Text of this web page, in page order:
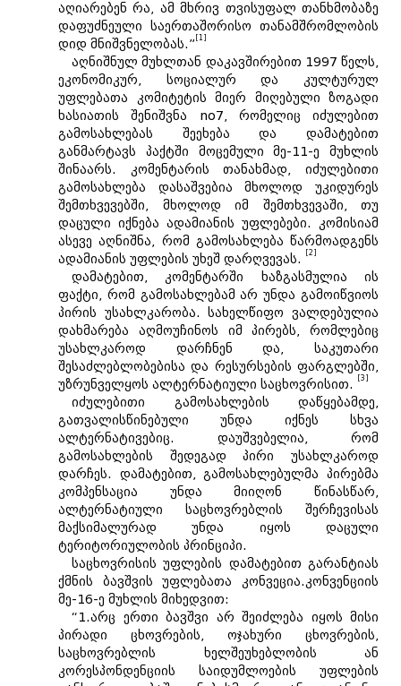
აღიარებენ რა, ამ მხრივ თვისუფალ თანხმობაზე
დაფუძნეული საერთაშორისო თანამშრომლობის
დიდ მნიშვნელობას.” [1]
აღნიშნულ მუხლთან დაკავშირებით 1997 წელს,
ეკონომიკურ, სოციალურ და კულტურულ
უფლებათა კომიტეტის მიერ მიღებული ზოგადი
ხასიათის შენიშვნა no7, რომელიც იძულებით
გამოსახლებას შეეხება და დამატებით
განმარტავს პაქტში მოცემული მე-11-ე მუხლის
შინაარს. კომენტარის თანახმად, იძულებითი
გამოსახლება დასაშვებია მხოლოდ უკიდურეს
შემთხვევებში, მხოლოდ იმ შემთხვევაში, თუ
დაცული იქნება ადამიანის უფლებები. კომისიამ
ასევე აღნიშნა, რომ გამოსახლება წარმოადგენს
ადამიანის უფლების უხეშ დარღვევას.
[2]
დამატებით, კომენტარში ხაზგასმულია ის
ფაქტი, რომ გამოსახლებამ არ უნდა გამოიწვიოს
პირის უსახლკარობა. სახელწიფო ვალდებულია
დახმარება აღმოუჩინოს იმ პირებს, რომლებიც
უსახლკაროდ დარჩნენ და, საკუთარი
შესაძლებლობებისა და რესურსების ფარგლებში,
უზრუნველყოს ალტერნატიული საცხოვრისით.
[3]
იძულებითი გამოსახლების დაწყებამდე,
გათვალისწინებული უნდა იქნეს სხვა
ალტერნატივებიც. დაუშვებელია, რომ
გამოსახლების შედეგად პირი უსახლკაროდ
დარჩეს. დამატებით, გამოსახლებულმა პირებმა
კომპენსაცია უნდა მიიღონ წინასწარ,
ალტერნატიული საცხოვრებლის შერჩევისას
მაქსიმალურად უნდა იყოს დაცული
ტერიტორიულობის პრინციპი.
საცხოვრისის უფლების დამატებით გარანტიას
ქმნის ბავშვის უფლებათა კონვეცია.კონვენციის
მე-16-ე მუხლის მიხედვით:
“1.არც ერთი ბავშვი არ შეიძლება იყოს მისი
პირადი ცხოვრების, ოჯახური ცხოვრების,
საცხოვრებლის ხელშეუხებლობის ან
კორესპონდენციის საიდუმლოების უფლების